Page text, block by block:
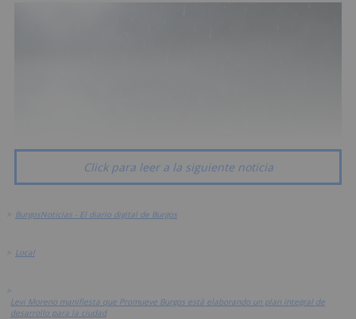
Click para leer a la siguiente noticia
> BurgosNoticias - El diario digital de Burgos
> Local
>
Levi Moreno manifiesta que Promueve Burgos está elaborando un plan integral de
desarrollo para la ciudad